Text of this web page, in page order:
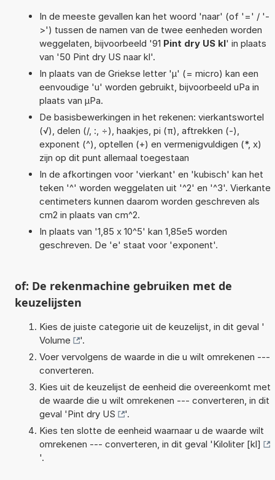
In de meeste gevallen kan het woord 'naar' (of '=' / '-
>') tussen de namen van de twee eenheden worden
weggelaten, bijvoorbeeld '91 Pint dry US kl' in plaats
van '50 Pint dry US naar kl'.
In plaats van de Griekse letter 'µ' (= micro) kan een
eenvoudige 'u' worden gebruikt, bijvoorbeeld uPa in
plaats van µPa.
De basisbewerkingen in het rekenen: vierkantswortel
(√), delen (/, :, ÷), haakjes, pi (π), aftrekken (-),
exponent (^), optellen (+) en vermenigvuldigen (*, x)
zijn op dit punt allemaal toegestaan
In de afkortingen voor 'vierkant' en 'kubisch' kan het
teken '^' worden weggelaten uit '^2' en '^3'. Vierkante
centimeters kunnen daarom worden geschreven als
cm2 in plaats van cm^2.
In plaats van '1,85 x 10^5' kan 1,85e5 worden
geschreven. De 'e' staat voor 'exponent'.
of: De rekenmachine gebruiken met de
keuzelijsten
Kies de juiste categorie uit de keuzelijst, in dit geval '
Volume
'.
Voer vervolgens de waarde in die u wilt omrekenen ---
converteren.
Kies uit de keuzelijst de eenheid die overeenkomt met
de waarde die u wilt omrekenen --- converteren, in dit
geval 'Pint dry US
'.
Kies ten slotte de eenheid waarnaar u de waarde wilt
omrekenen --- converteren, in dit geval 'Kiloliter [kl]
'.